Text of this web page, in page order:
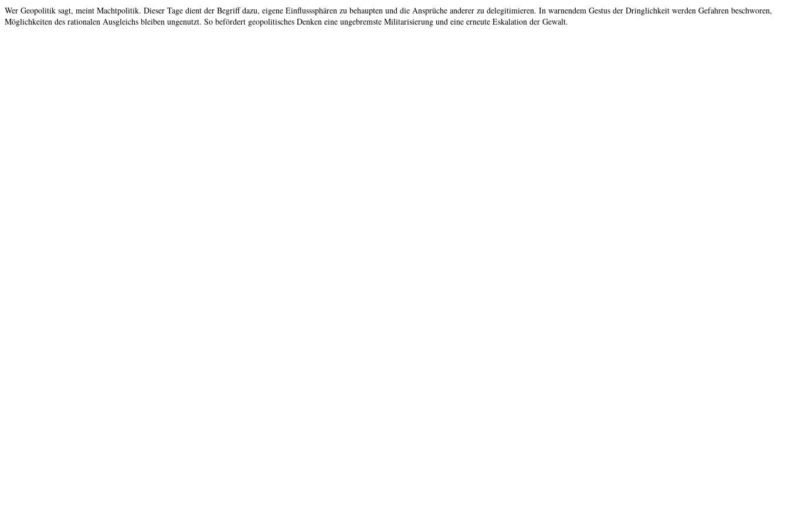
Wer Geopolitik sagt, meint Machtpolitik. Dieser Tage dient der Begriff dazu, eigene Einflusssphären zu behaupten und die Ansprüche anderer zu delegitimieren. In warnendem Gestus der Dringlichkeit werden Gefahren beschworen,
Möglichkeiten des rationalen Ausgleichs bleiben ungenutzt. So befördert geopolitisches Denken eine ungebremste Militarisierung und eine erneute Eskalation der Gewalt.